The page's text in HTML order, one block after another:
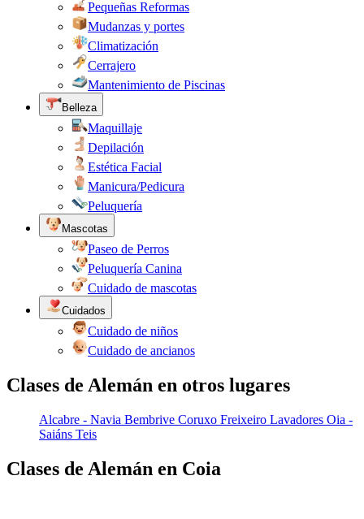
Pequeñas Reformas
Mudanzas y portes
Climatización
Cerrajero
Mantenimiento de Piscinas
Belleza
Maquillaje
Depilación
Estética Facial
Manicura/Pedicura
Peluquería
Mascotas
Paseo de Perros
Peluquería Canina
Cuidado de mascotas
Cuidados
Cuidado de niños
Cuidado de ancianos
Clases de Alemán en otros lugares
Alcabre - Navia Bembrive Coruxo Freixeiro Lavadores Oia -
Saiáns Teis
Clases de Alemán en Coia